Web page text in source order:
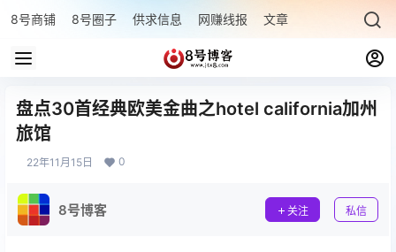
8号商铺 8号圈子 供求信息 网赚线报 文章专题 最新文章
盘点30首经典欧美金曲之hotel california加州
旅馆
22年11月15日 0
8号博客 关注 私信